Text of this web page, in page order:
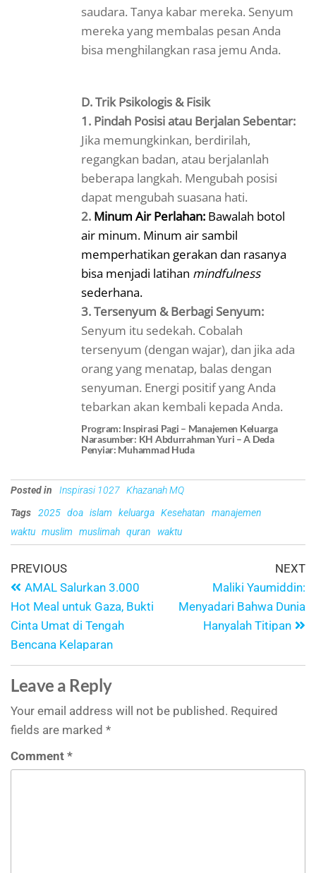
saudara. Tanya kabar mereka. Senyum
mereka yang membalas pesan Anda
bisa menghilangkan rasa jemu Anda.
D. Trik Psikologis & Fisik
1. Pindah Posisi atau Berjalan Sebentar:
Jika memungkinkan, berdirilah,
regangkan badan, atau berjalanlah
beberapa langkah. Mengubah posisi
dapat mengubah suasana hati.
2. Minum Air Perlahan: Bawalah botol
air minum. Minum air sambil
memperhatikan gerakan dan rasanya
bisa menjadi latihan mindfulness
sederhana.
3. Tersenyum & Berbagi Senyum:
Senyum itu sedekah. Cobalah
tersenyum (dengan wajar), dan jika ada
orang yang menatap, balas dengan
senyuman. Energi positif yang Anda
tebarkan akan kembali kepada Anda.
Program: Inspirasi Pagi – Manajemen Keluarga
Narasumber: KH Abdurrahman Yuri – A Deda
Penyiar: Muhammad Huda
Posted in Inspirasi 1027 Khazanah MQ
Tags
2025 doa islam keluarga Kesehatan
manajemen
waktu muslim muslimah quran waktu
PREVIOUS
AMAL Salurkan 3.000
Hot Meal untuk Gaza, Bukti
Cinta Umat di Tengah
Bencana Kelaparan
NEXT
Maliki Yaumiddin:
Menyadari Bahwa Dunia
Hanyalah Titipan
Leave a Reply
Your email address will not be published. Required
fields are marked *
Comment *